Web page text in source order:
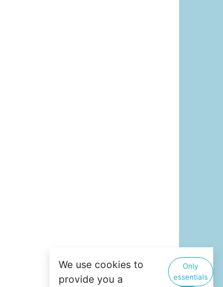
We use cookies to
provide you a
Only
essentials